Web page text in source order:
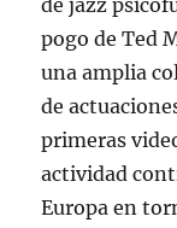
de jazz
pogo de Ted
una amplia
de
primeras
actividad
Europa en